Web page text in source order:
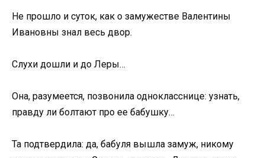
Не прошло и суток, как о замужестве Валентины
Ивановны знал весь двор.
Слухи дошли и до Леры…
Она, разумеется, позвонила однокласснице: узнать,
правду ли болтают про ее бабушку…
Та подтвердила: да, бабуля вышла замуж, никому